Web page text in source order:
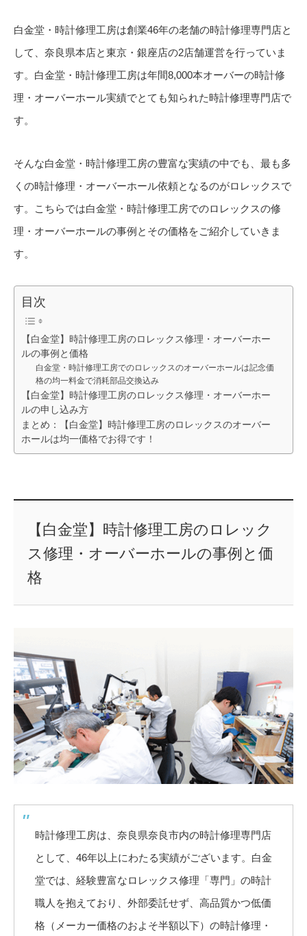
白金堂・時計修理工房は創業46年の老舗の時計修理専門店と
して、奈良県本店と東京・銀座店の2店舗運営を行っていま
す。白金堂・時計修理工房は年間8,000本オーバーの時計修
理・オーバーホール実績でとても知られた時計修理専門店で
す。
そんな白金堂・時計修理工房の豊富な実績の中でも、最も多
くの時計修理・オーバーホール依頼となるのがロレックスで
す。こちらでは白金堂・時計修理工房でのロレックスの修
理・オーバーホールの事例とその価格をご紹介していきま
す。
目次
【白金堂】時計修理工房のロレックス修理・オーバーホー
ルの事例と価格
白金堂・時計修理工房でのロレックスのオーバーホールは記念価
格の均一料金で消耗部品交換込み
【白金堂】時計修理工房のロレックス修理・オーバーホー
ルの申し込み方
まとめ：【白金堂】時計修理工房のロレックスのオーバー
ホールは均一価格でお得です！
【白金堂】時計修理工房のロレック
ス修理・オーバーホールの事例と価
格
時計修理工房は、奈良県奈良市内の時計修理専門店
として、46年以上にわたる実績がございます。白金
堂では、経験豊富なロレックス修理「専門」の時計
職人を抱えており、外部委託せず、高品質かつ低価
格（メーカー価格のおよそ半額以下）の時計修理・